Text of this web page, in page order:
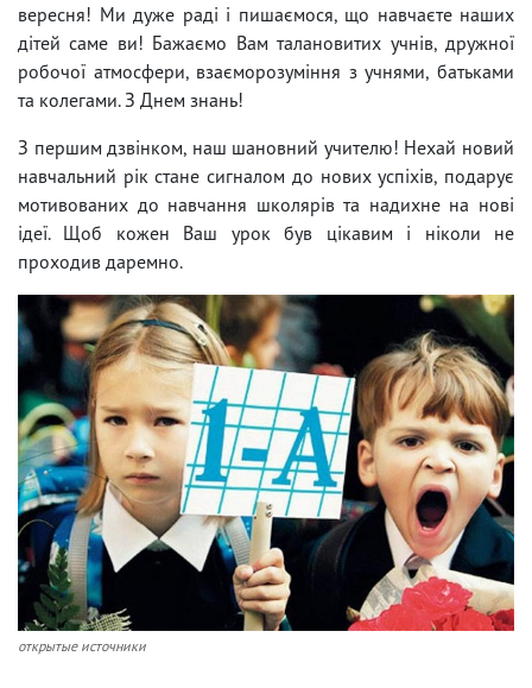
вересня! Ми дуже раді і пишаємося, що навчаєте наших
дітей саме ви! Бажаємо Вам талановитих учнів, дружної
робочої атмосфери, взаєморозуміння з учнями, батьками
та колегами. З Днем знань!
З першим дзвінком, наш шановний учителю! Нехай новий
навчальний рік стане сигналом до нових успіхів, подарує
мотивованих до навчання школярів та надихне на нові
ідеї. Щоб кожен Ваш урок був цікавим і ніколи не
проходив даремно.
открытые источники